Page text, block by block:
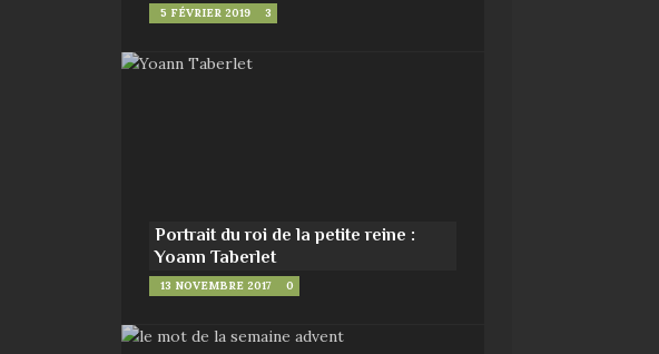
5 FÉVRIER 2019 3
Portrait du roi de la petite reine :
Yoann Taberlet
13 NOVEMBRE 2017 0